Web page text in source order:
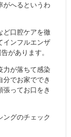
がへるというわ
ど口腔ケアを徹
インフルエンザ
があります。
力が落ちて感染
分でお家ででき
張ってお口をき
ングのチェック